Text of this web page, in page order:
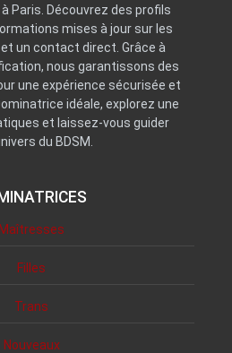
Paris. Découvrez des profils
mises à jour sur les
un contact direct. Grâce à
nous garantissons des
une expérience sécurisée et
idéale, explorez une
et laissez-vous guider
du BDSM.
Maîtresses
Filles
Trans
Nouveaux